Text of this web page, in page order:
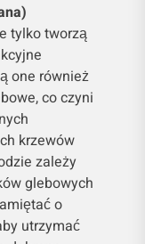
tylko tworzą
one również
co czyni
krzewów
zależy
glebowych
o
utrzymać